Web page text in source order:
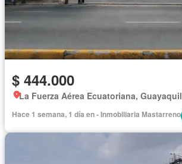
$ 444.000
La Fuerza Aérea Ecuatoriana, Guayaquil
Hace 1 semana, 1 día en - Inmobiliaria Mastarreno